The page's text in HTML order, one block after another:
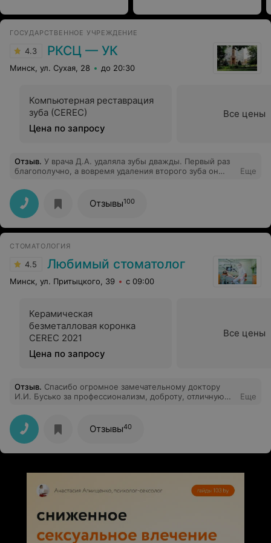
ГОСУДАРСТВЕННОЕ УЧРЕЖДЕНИЕ
4.3 РКСЦ — УК
Минск, ул. Сухая, 28 до 20:30
Компьютерная реставрация
зуба (CEREC)
Цена по запросу
Все цены
Отзыв. У врача Д.А. удаляла зубы дважды. Первый раз
благополучно, а вовремя удаления второго зуба он
Еще
Отзывы100
СТОМАТОЛОГИЯ
4.5 Любимый стоматолог
Минск, ул. Притыцкого, 39 с 09:00
Керамическая
безметалловая коронка
CEREC 2021
Цена по запросу
Все цены
Отзыв. Спасибо огромное замечательному доктору
И.И. Бусько за профессионализм, доброту, отличную
Спасибо!
Еще
Отзывы40